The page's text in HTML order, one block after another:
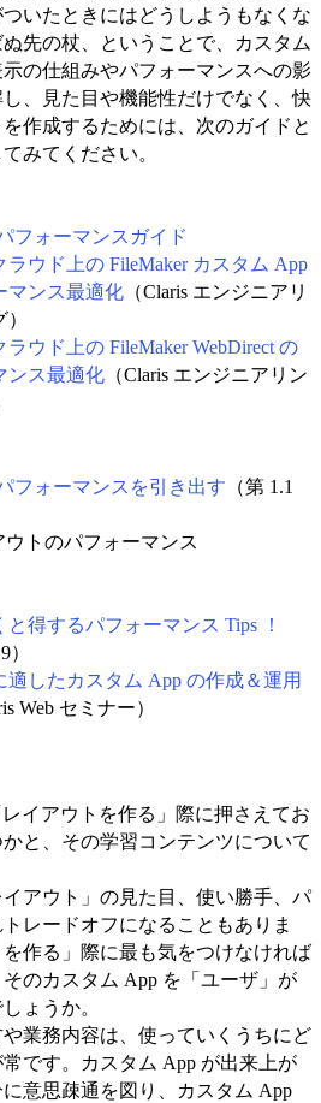
いたときにはどうしようもなくな
先の杖、ということで、カスタム
の仕組みやパフォーマンスへの影
、見た目や機能性だけでなく、快
作成するためには、次のガイドと
みてください。
フォーマンスガイド
ラウド上の FileMaker カスタム App
マンス最適化 （Claris エンジニアリ
ラウド上の FileMaker WebDirect の
ンス最適化 （Claris エンジニアリン
フォーマンスを引き出す （第 1.1
ウトのパフォーマンス
得するパフォーマンス Tips ！
）
適したカスタム App の作成＆運用
Web セミナー）
レイアウトを作る」際に押さえてお
と、その学習コンテンツについて
アウト」の見た目、使い勝手、パ
レードオフになることもありま
作る」際に最も気をつけなければ
のカスタム App を「ユーザ」が
ょうか。
業務内容は、使っていくうちにど
です。カスタム App が出来上が
意思疎通を図り、カスタム App